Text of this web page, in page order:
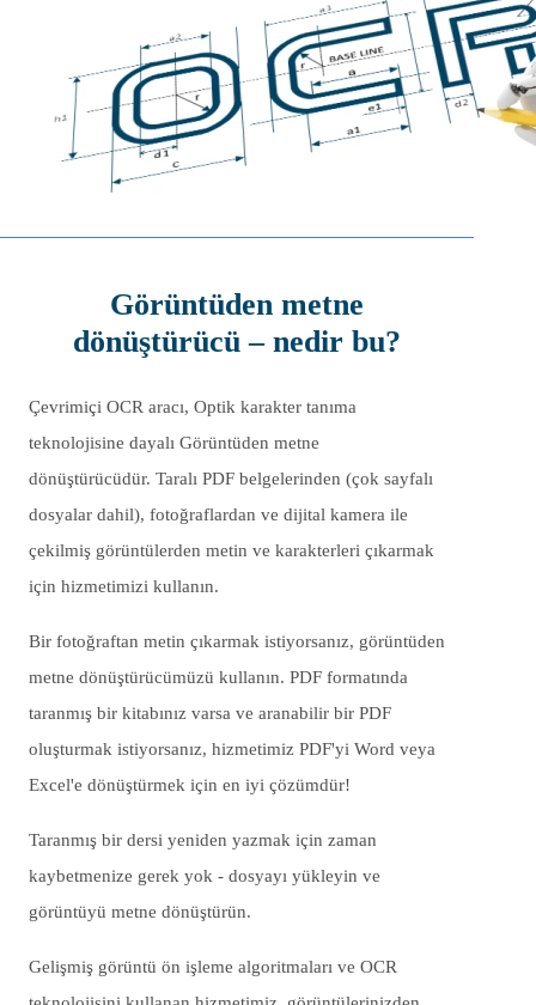
Görüntüden metne
dönüştürücü – nedir bu?
Çevrimiçi OCR aracı, Optik karakter tanıma
teknolojisine dayalı Görüntüden metne
dönüştürücüdür. Taralı PDF belgelerinden (çok sayfalı
dosyalar dahil), fotoğraflardan ve dijital kamera ile
çekilmiş görüntülerden metin ve karakterleri çıkarmak
için hizmetimizi kullanın.
Bir fotoğraftan metin çıkarmak istiyorsanız, görüntüden
metne dönüştürücümüzü kullanın. PDF formatında
taranmış bir kitabınız varsa ve aranabilir bir PDF
oluşturmak istiyorsanız, hizmetimiz PDF'yi Word veya
Excel'e dönüştürmek için en iyi çözümdür!
Taranmış bir dersi yeniden yazmak için zaman
kaybetmenize gerek yok - dosyayı yükleyin ve
görüntüyü metne dönüştürün.
Gelişmiş görüntü ön işleme algoritmaları ve OCR